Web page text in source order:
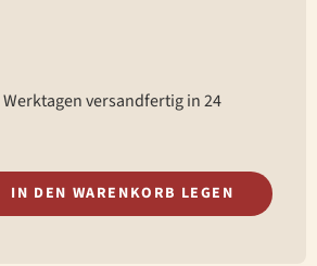
versandfertig in 24
IN DEN WARENKORB LEGEN